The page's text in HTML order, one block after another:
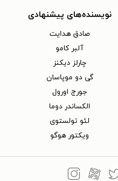
نویسنده‌های پیشنهادی
صادق هدایت
آلبر کامو
چارلز دیکنز
گی دو موپاسان
جورج اورول
الکساندر دوما
لئو تولستوی
ویکتور هوگو